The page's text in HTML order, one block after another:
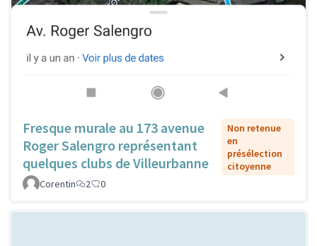
Fresque murale au 173 avenue
Roger Salengro représentant
quelques clubs de Villeurbanne
Non retenue
en
présélection
citoyenne
Corentin
2 0